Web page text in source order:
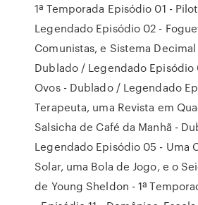
1ª Temporada Episódio 01 -
Legendado Episódio 02 -
Comunistas, e Sistema
Dublado / Legendado Episódio
Ovos - Dublado / Legendado
Terapeuta, uma Revista em
Salsicha de Café da Manhã -
Legendado Episódio 05 - Uma
Solar, uma Bola de Jogo, e o
de Young Sheldon - 1ª